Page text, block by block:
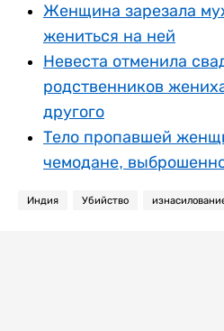
Женщина зарезала
жениться на ней
Невеста отменила
родственников
другого
Тело пропавшей
чемодане,
Индия Убийство